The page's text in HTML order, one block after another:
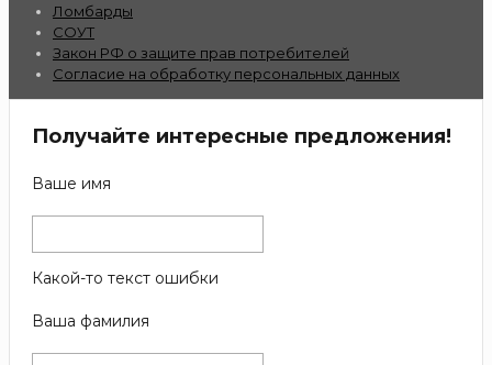
Ломбарды
СОУТ
Закон РФ о защите прав потребителей
Согласие на обработку персональных данных
Получайте интересные предложения!
Ваше имя
Какой-то текст ошибки
Ваша фамилия